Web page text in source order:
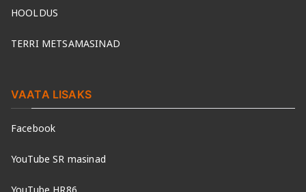
HOOLDUS
TERRI METSAMASINAD
VAATA LISAKS
Facebook
YouTube SR masinad